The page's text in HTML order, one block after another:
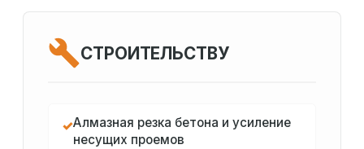
СТРОИТЕЛЬСТВУ
✓Алмазная резка бетона и усиление
несущих проемов